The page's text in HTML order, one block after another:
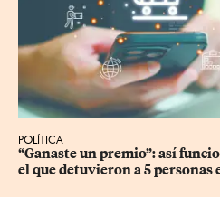
POLÍTICA
“Ganaste un premio”: así
el que detuvieron a 5 personas